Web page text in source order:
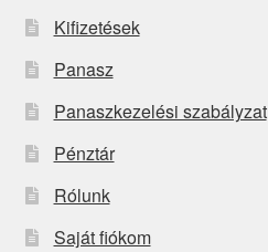
Kifizetések
Panasz
Panaszkezelési szabályzat
Pénztár
Rólunk
Saját fiókom